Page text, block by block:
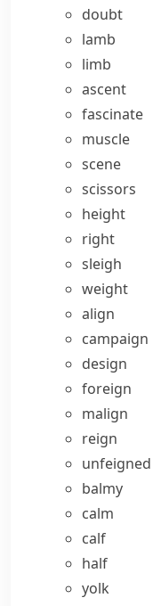
doubt
lamb
limb
ascent
fascinate
muscle
scene
scissors
height
right
sleigh
weight
align
campaign
design
foreign
malign
reign
unfeigned
balmy
calm
calf
half
yolk